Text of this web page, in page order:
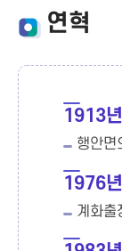
연혁
1913년
행안면
1976년
계화